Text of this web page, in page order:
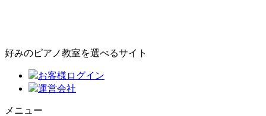
好みのピアノ教室を選べるサイト
お客様ログイン
運営会社
メニュー